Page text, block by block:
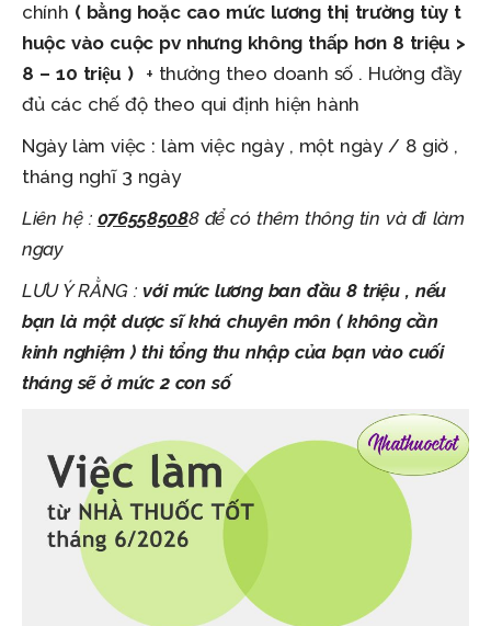
chính ( bằng hoặc cao mức lương thị trường tùy t
huộc vào cuộc pv nhưng không thấp hơn 8 triệu >
8 – 10 triệu ) + thưởng theo doanh số . Hưởng đầy
đủ các chế độ theo qui định hiện hành
Ngày làm việc : làm việc ngày , một ngày / 8 giờ ,
tháng nghĩ 3 ngày
Liên hệ: 0765585088 để có thêm thôngtin vàđi làm
ngay
LƯU Ý RẰNG : với mức lương ban đầu 8 triệu , nếu
bạn là một dược sĩ khá chuyên môn ( không cần
kinh nghiệm ) thì tổng thu nhập của bạn vào cuối
tháng sẽ ở mức 2 con số